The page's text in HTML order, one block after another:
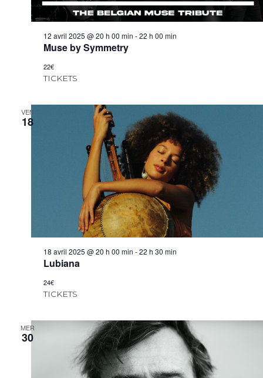
12 avril 2025 @ 20 h 00 min -22 h 00 min
Muse by Symmetry
22€
TICKETS
VEN
18
18 avril 2025 @ 20 h 00 min -22 h 30 min
Lubiana
24€
TICKETS
MER
30